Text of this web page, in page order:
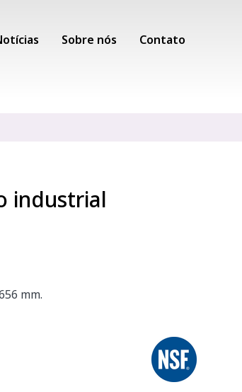
Sobre nós Contato
industrial
mm.